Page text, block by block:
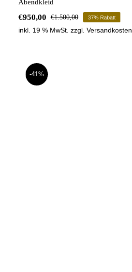
Abendkleid
€1.500,00Ursprünglicher
Preis
€950,00
Aktueller
Preis
37% Rabatt
inkl. 19 % MwSt. zzgl. Versandkosten
-41%